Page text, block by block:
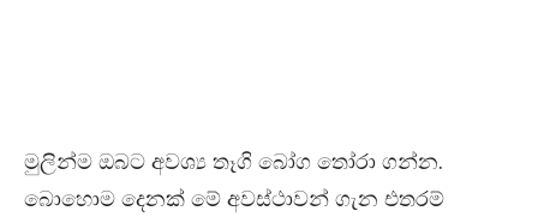
මුලින්ම ඔබට අවශ්‍ය තෑගි බෝග තෝරා ගන්න.
බොහොම දෙනක් මේ අවස්ථාවන් ගැන එතරම්